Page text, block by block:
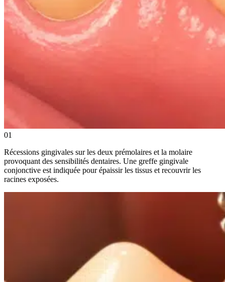
01
Récessions gingivales sur les deux prémolaires et la molaire
provoquant des sensibilités dentaires. Une greffe gingivale
conjonctive est indiquée pour épaissir les tissus et recouvrir les
racines exposées.